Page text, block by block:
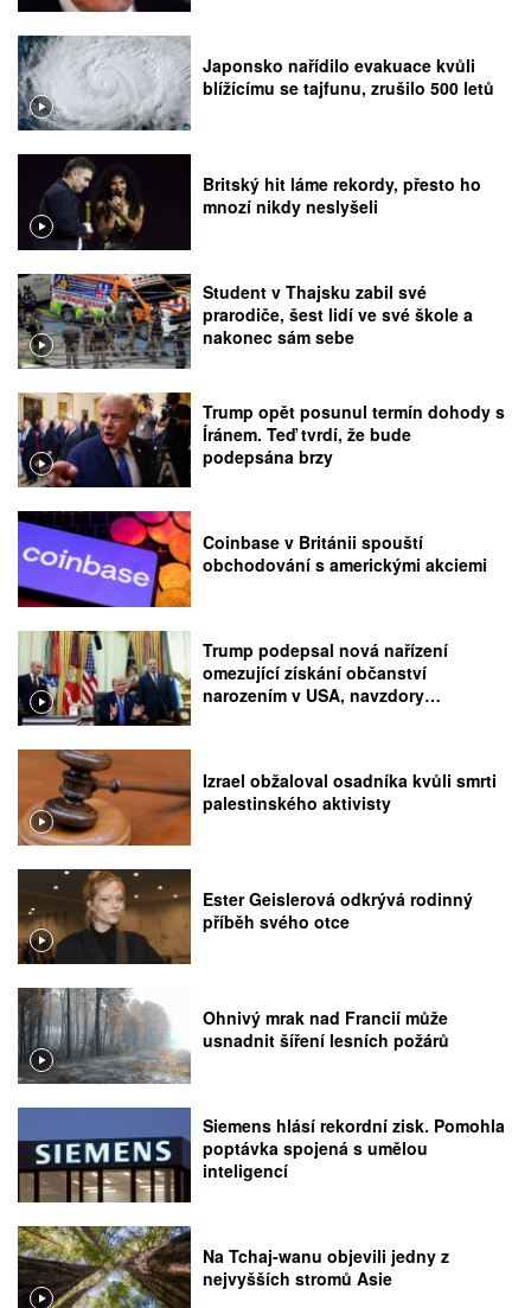
Japonsko nařídilo evakuace kvůli
blížícímu se tajfunu, zrušilo 500 letů
Britský hit láme rekordy, přesto ho
mnozí nikdy neslyšeli
Student v Thajsku zabil své
prarodiče, šest lidí ve své škole a
nakonec sám sebe
Trump opět posunul termín dohody s
Íránem. Teď tvrdí, že bude
podepsána brzy
Coinbase v Británii spouští
obchodování s americkými akciemi
Trump podepsal nová nařízení
omezující získání občanství
narozením v USA, navzdory
Izrael obžaloval osadníka kvůli smrti
palestinského aktivisty
Ester Geislerová odkrývá rodinný
příběh svého otce
Ohnivý mrak nad Francií může
usnadnit šíření lesních požárů
Siemens hlásí rekordní zisk. Pomohla
poptávka spojená s umělou
inteligencí
Na Tchaj-wanu objevili jedny z
nejvyšších stromů Asie